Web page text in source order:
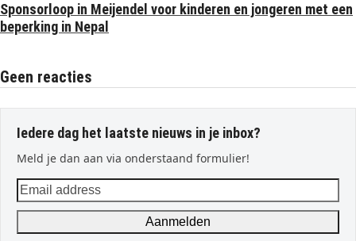
Sponsorloop in Meijendel voor kinderen en jongeren met een
beperking in Nepal
Geen reacties
Iedere dag het laatste nieuws in je inbox?
Meld je dan aan via onderstaand formulier!
Email
address
Aanmelden